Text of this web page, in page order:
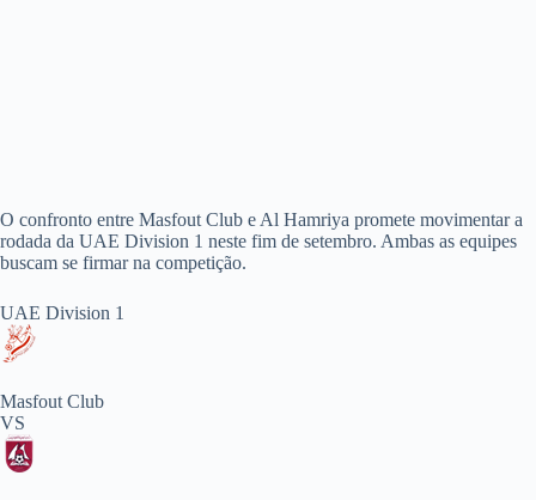
O confronto entre Masfout Club e Al Hamriya promete movimentar a
rodada da UAE Division 1 neste fim de setembro. Ambas as equipes
buscam se firmar na competição.
UAE Division 1
Masfout Club
VS